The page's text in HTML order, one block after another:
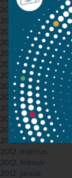
2013. április
2013. március
2013. február
2013. január
2012. december
2012. november
2012. október
2012. szeptember
2012. augusztus
2012. július
2012. június
2012. május
2012. április
2012. március
2012. február
2012. január